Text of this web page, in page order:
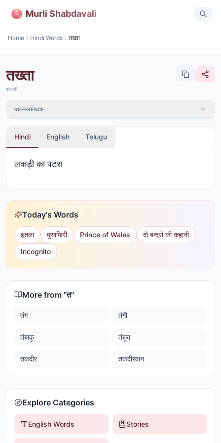
Murli Shabdavali
Home Hindi Words तख्ता
तख्ता
फ़ारसी
REFERENCE
Hindi English Telugu
लकड़ी का पटरा
Today's Words
इतला मुसाफिरी Prince of Wales
दो बन्दरों की कहानी
Incognito
More from "त"
तंग तंगी
तंबाकू तंबूरा
तकदीर तकदीरवान
Explore Categories
English Words Stories